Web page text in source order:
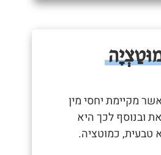
אשר מקיימת יחסי מין
ובנוסף לכך היא
טבעית, כמוטציה.